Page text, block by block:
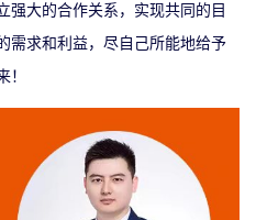
强大的合作关系，实现共同的目
需求和利益，尽自己所能地给予
！